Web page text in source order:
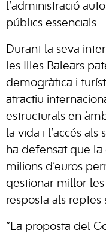
l’administració
públics essencials.
Durant la seva
les Illes Balears
demogràfica i
atractiu
estructurals en
la vida i l’accés als
ha defensat que la
milions d’euros
gestionar millor
resposta als reptes
“La proposta del